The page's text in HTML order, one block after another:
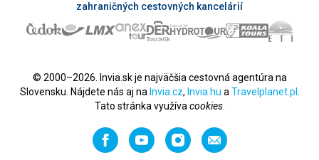
zahraničných cestovných kancelárií
© 2000–2026. Invia.sk je najväčšia cestovná agentúra na
Slovensku. Nájdete nás aj na Invia.cz, Invia.hu a Travelplanet.pl
Tato stránka využíva cookies.
FacebookYouTubeInstagramOdporučiť